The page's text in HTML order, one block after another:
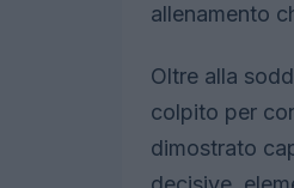
allenamento
Oltre alla
colpito per
dimostrato